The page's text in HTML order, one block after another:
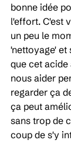
bonne idée
l'effort. C'est
un peu le
'nettoyage' et
que cet
nous aider
regarder ça
ça peut
sans trop de
coup de s'y